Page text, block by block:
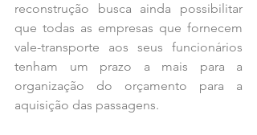
reconstrução busca ainda possibilitar
que todas as empresas que fornecem
vale-transporte aos seus funcionários
tenham um prazo a mais para a
organização do orçamento para a
aquisição das passagens.